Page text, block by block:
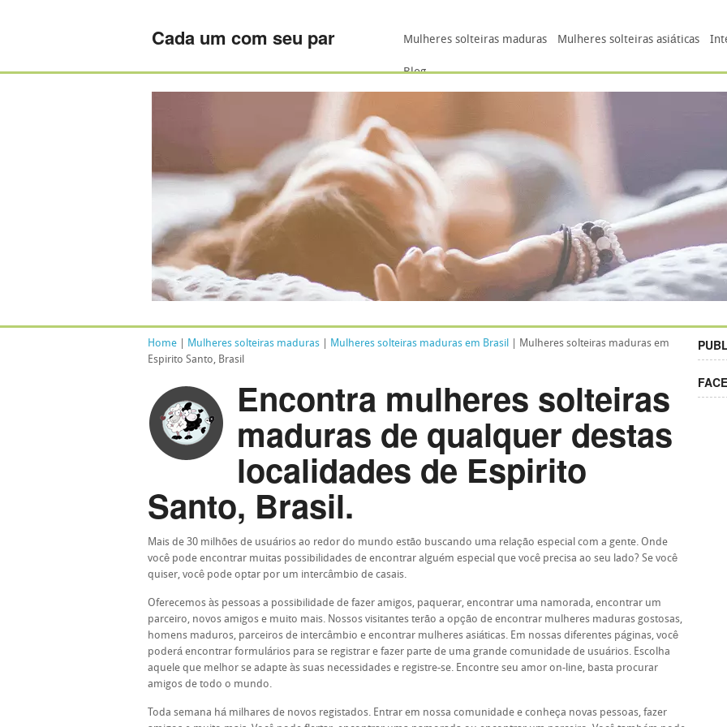
Cada um com seu par Mulheres solteiras maduras Mulheres solteiras asiáticas
Blog
Home Mulheres solteiras maduras Mulheres solteiras maduras em Brasil
| Mulheres solteiras maduras em
Espirito Santo, Brasil
Encontra mulheres solteiras
maduras de qualquer destas
localidades de Espirito
Santo, Brasil.
Mais de 30 milhões de usuários ao redor do mundo estão buscando uma relação especial com a gente. Onde
você pode encontrar muitas possibilidades de encontrar alguém especial que você precisa ao seu lado? Se você
quiser, você pode optar por um intercâmbio de casais.
Oferecemos às pessoas a possibilidade de fazer amigos, paquerar, encontrar uma namorada, encontrar um
parceiro, novos amigos e muito mais. Nossos visitantes terão a opção de encontrar mulheres maduras gostosas,
homens maduros, parceiros de intercâmbio e encontrar mulheres asiáticas. Em nossas diferentes páginas, você
poderá encontrar formulários para se registrar e fazer parte de uma grande comunidade de usuários. Escolha
aquele que melhor se adapte às suas necessidades e registre-se. Encontre seu amor on-line, basta procurar
amigos de todo o mundo.
Toda semana há milhares de novos registados. Entrar em nossa comunidade e conheça novas pessoas, fazer